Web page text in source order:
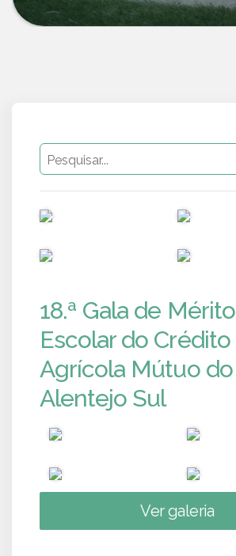
18.ª Gala de Mérito
Escolar do Crédito
Agrícola Mútuo do
Alentejo Sul
Ver galeria